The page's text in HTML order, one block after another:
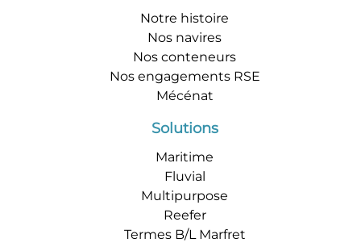
Notre histoire
Nos navires
Nos conteneurs
Nos engagements RSE
Mécénat
Solutions
Maritime
Fluvial
Multipurpose
Reefer
Termes B/L Marfret